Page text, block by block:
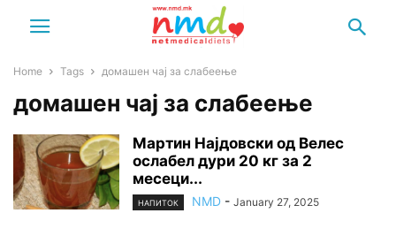
Home Tags домашен чај за слабеење
домашен чај за слабеење
Мартин Најдовски од Велес
ослабел дури 20 кг за 2
месеци...
НАПИТОК NMD - January 27, 2025